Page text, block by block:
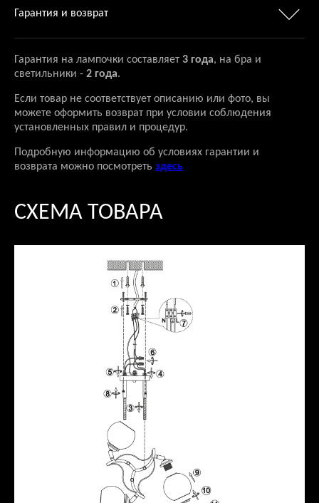
Гарантия и возврат
Гарантия на лампочки составляет 3 года, на бра и
светильники - 2 года.
Если товар не соответствует описанию или фото, вы
можете оформить возврат при условии соблюдения
установленных правил и процедур.
Подробную информацию об условиях гарантии и
возврата можно посмотреть здесь
СХЕМА ТОВАРА